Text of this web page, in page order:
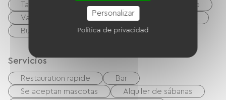
Tarjeta De Crédito cheques
Efectivo
Vales de vacaciones (ANCV)
Buena CAF
Servicios
Restauration rapide
Bar
Se aceptan mascotas
Alquiler de sábanas
Personalizar
Política de privacidad